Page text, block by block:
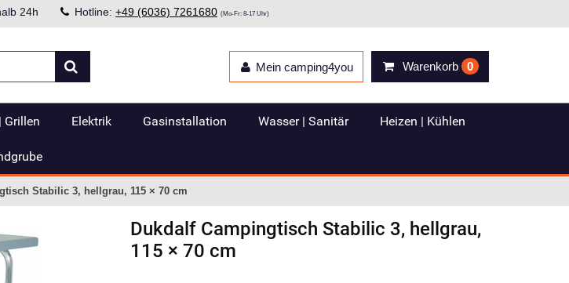
24h Hotline: +49 (6036) 7261680 (Mo-Fr: 8-17 Uhr)
Warenkorb 0
Mein camping4you
Grillen Elektrik Gasinstallation Wasser | Sanitär Heizen | Kühlen
Stabilic 3, hellgrau, 115 × 70 cm
Dukdalf Campingtisch Stabilic 3, hellgrau,
115 × 70 cm